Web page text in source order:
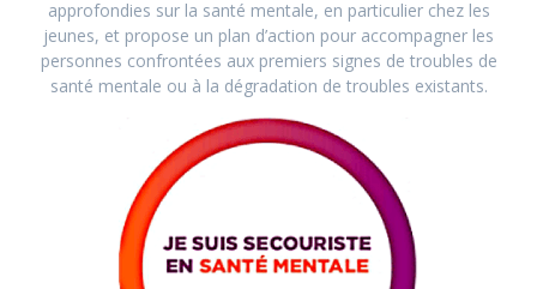
approfondies sur la santé mentale, en particulier chez les
jeunes, et propose un plan d’action pour accompagner les
personnes confrontées aux premiers signes de troubles de
santé mentale ou à la dégradation de troubles existants.